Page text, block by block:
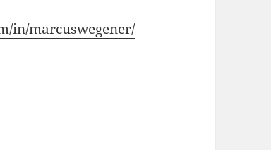
in/marcuswegener/